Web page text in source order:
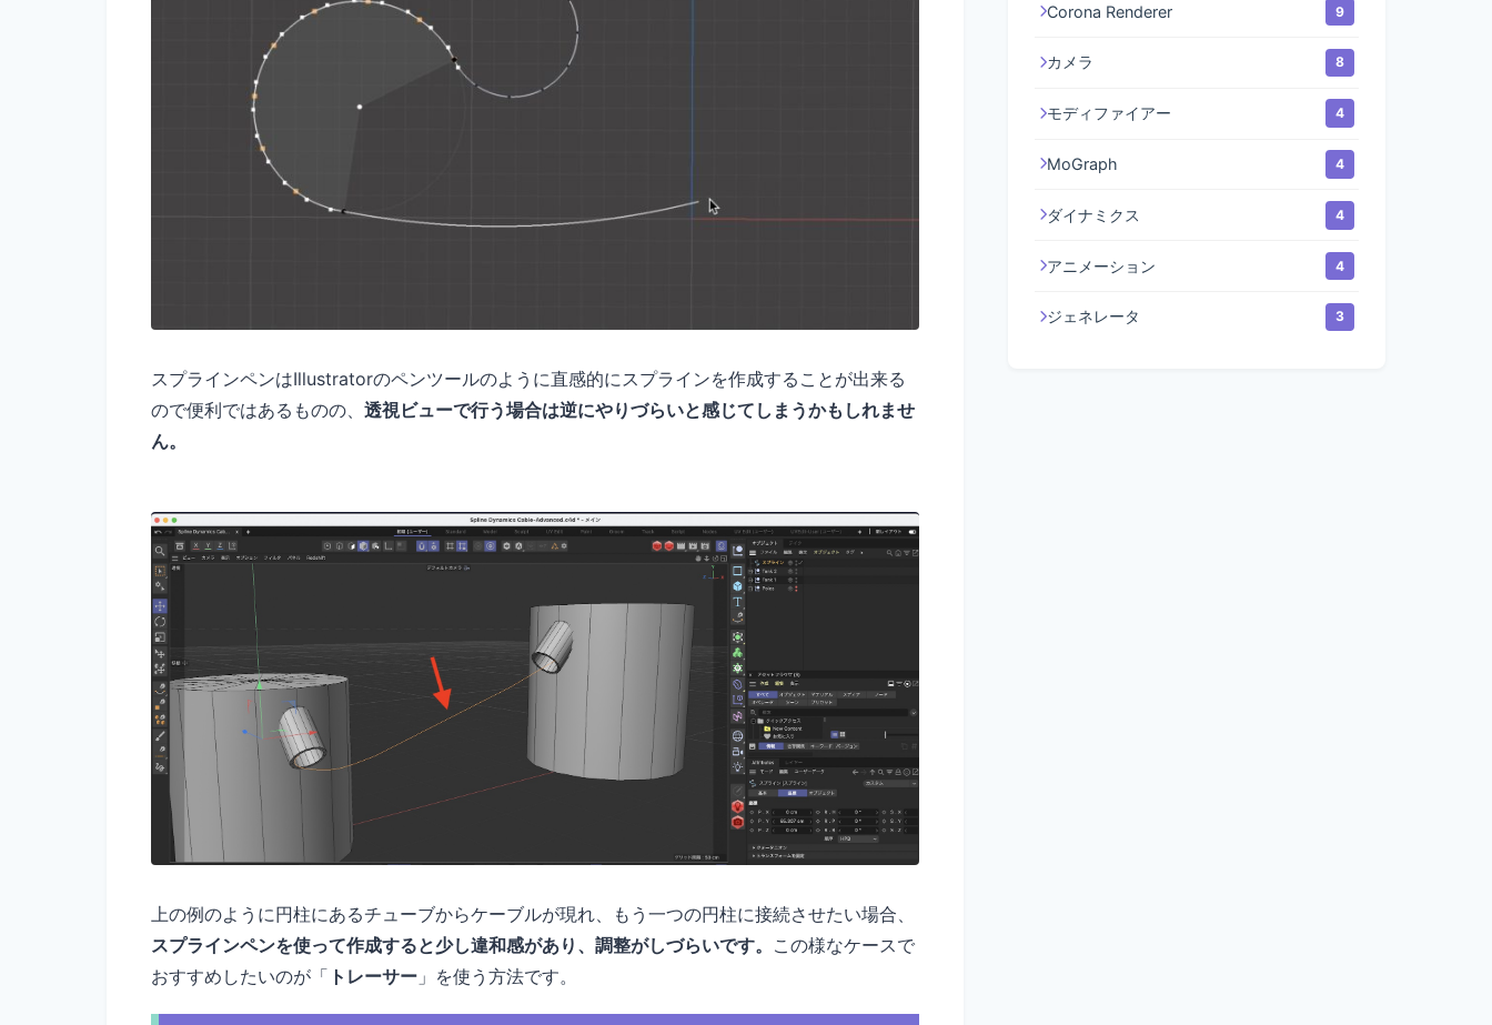
スプラインペンはIllustratorのペンツールのように直感的にスプラインを作成することが出来る
ので便利ではあるものの、 透視ビューで行う場合は逆にやりづらいと感じてしまうかもしれませ
ん。
上の例のように円柱にあるチューブからケーブルが現れ、もう一つの円柱に接続させたい場合、
スプラインペンを使って作成すると少し違和感があり、調整がしづらいです。 この様なケースで
おすすめしたいのが「 トレーサー 」を使う方法です。
Corona Renderer 9
カメラ 8
モディファイアー 4
MoGraph 4
ダイナミクス 4
アニメーション 4
ジェネレータ 3